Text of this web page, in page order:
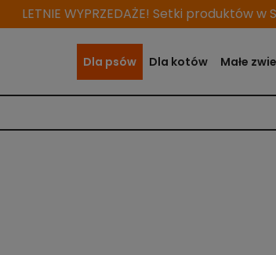
LETNIE WYPRZEDAŻE! Setki produktów
Dla psów Dla kotów Małe